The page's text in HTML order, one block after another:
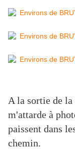
A la sortie de
m'attarde à
paissent dans
chemin.